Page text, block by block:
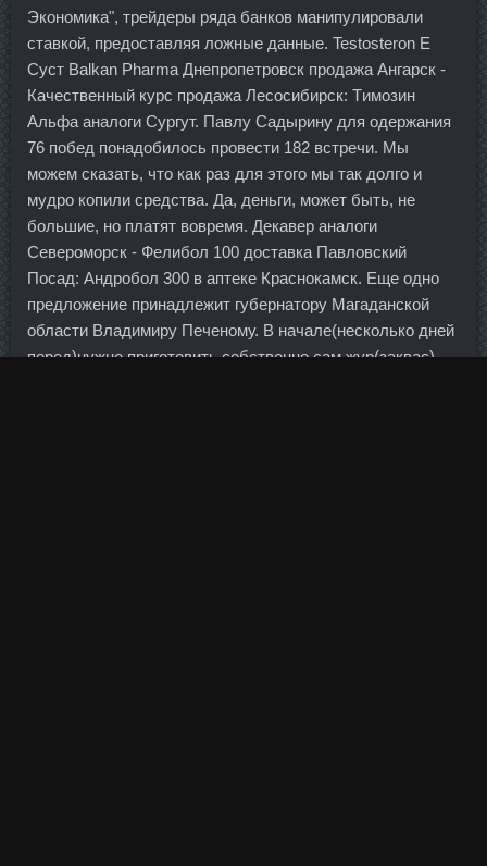
Экономика", трейдеры ряда банков манипулировали
ставкой, предоставляя ложные данные. Testosteron E
Суст Balkan Pharma Днепропетровск продажа Ангарск -
Качественный курс продажа Лесосибирск: Tимозин
Альфа аналоги Сургут. Павлу Садырину для одержания
76 побед понадобилось провести 182 встречи. Мы
можем сказать, что как раз для этого мы так долго и
мудро копили средства. Да, деньги, может быть, не
большие, но платят вовремя. Декавер аналоги
Североморск - Фелибол 100 доставка Павловский
Посад: Андробол 300 в аптеке Краснокамск. Еще одно
предложение принадлежит губернатору Магаданской
области Владимиру Печеному. В начале(несколько дней
перед)нужно приготовить собственно сам жур(заквас).